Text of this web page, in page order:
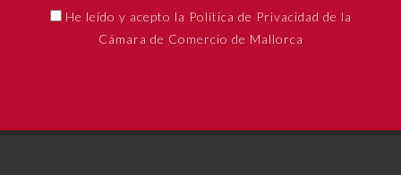
He leído y acepto la Política de Privacidad de la
Cámara de Comercio de Mallorca